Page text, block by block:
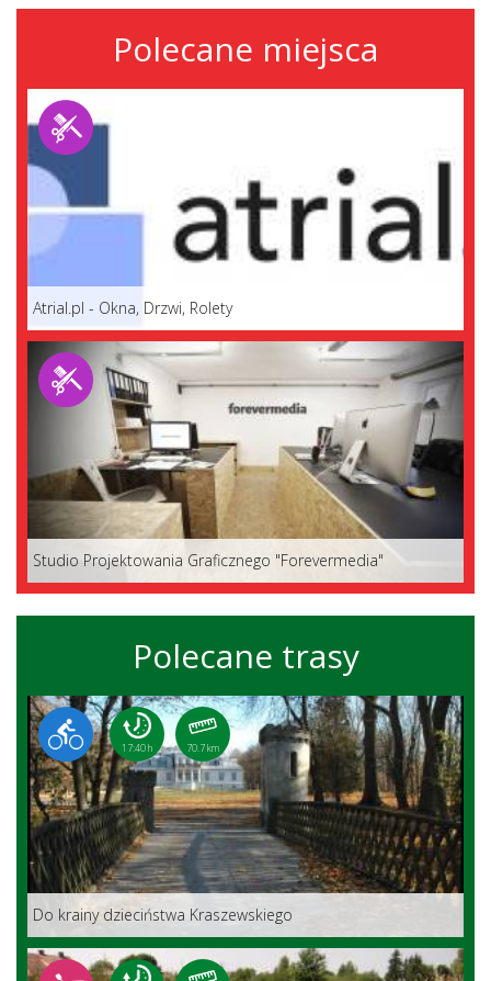
Polecane miejsca
Atrial.pl - Okna, Drzwi, Rolety
Studio Projektowania Graficznego "Forevermedia"
Polecane trasy
17:40 h 70.7 km
Do krainy dzieciństwa Kraszewskiego